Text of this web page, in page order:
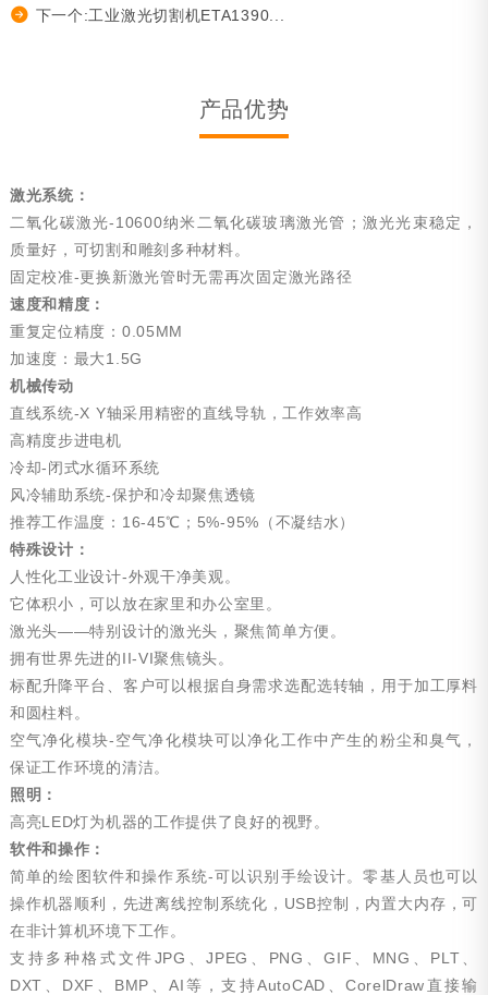
下一个:工业激光切割机ETA1390...
产品优势
激光系统：
二氧化碳激光-10600纳米二氧化碳玻璃激光管； 激光光束稳定，
质量好，可切割和雕刻多种材料。
固定校准-更换新激光管时无需再次固定激光路径
速度和精度：
重复定位精度：0.05MM
加速度：最大1.5G
机械传动
直线系统-X Y轴采用精密的直线导轨，工作效率高
高精度步进电机
冷却-闭式水循环系统
风冷辅助系统-保护和冷却聚焦透镜
推荐工作温度：16-45℃；5%-95%（不凝结水）
特殊设计：
人性化工业设计-外观干净美观。
它体积小，可以放在家里和办公室里。
激光头——特别设计的激光头，聚焦简单方便。
拥有世界先进的II-VI聚焦镜头。
标配升降平台、客户可以根据自身需求选配选转轴，用于加工厚料
和圆柱料。
空气净化模块-空气净化模块可以净化工作中产生的粉尘和臭气，
保证工作环境的清洁。
照明：
高亮LED灯为机器的工作提供了良好的视野。
软件和操作：
简单的绘图软件和操作系统-可以识别手绘设计。零基人员也可以
操作机器顺利，先进离线控制系统化，USB控制，内置大内存，可
在非计算机环境下工作。
支持多种格式文件JPG、JPEG、PNG、GIF、MNG、PLT、
DXT、DXF、BMP、AI等，支持AutoCAD、CorelDraw直接输